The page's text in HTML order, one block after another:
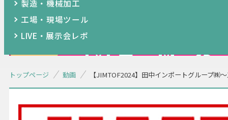
製造・機械加工
工場・現場ツール
LIVE・展示会レポ
トップページ 動画 【JIMTOF2024】田中インポートグループ㈱